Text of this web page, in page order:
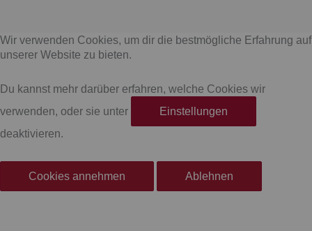
a
e
b
o
o
s
Wir verwenden Cookies, um dir die bestmögliche Erfahrung auf
unserer Website zu bieten.
Du kannst mehr darüber erfahren, welche Cookies wir
verwenden, oder sie unter
Einstellungen
deaktivieren.
Cookies annehmen Ablehnen